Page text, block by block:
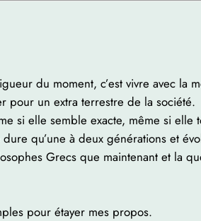
du moment, c’est vivre avec
pour un extra terrestre de la société.
si elle semble exacte, même si elle
qu’une à deux générations et
Grecs que maintenant et la
pour étayer mes propos.